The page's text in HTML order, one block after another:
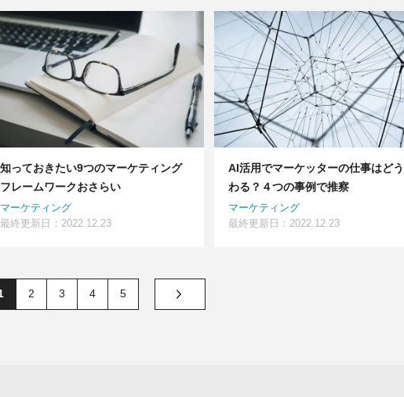
知っておきたい9つのマーケティング
フレームワークおさらい
マーケティング
最終更新日：2022.12.23
AI活用でマーケッターの仕事はど
わる？４つの事例で推察
マーケティング
最終更新日：2022.12.23
2 3 4 5